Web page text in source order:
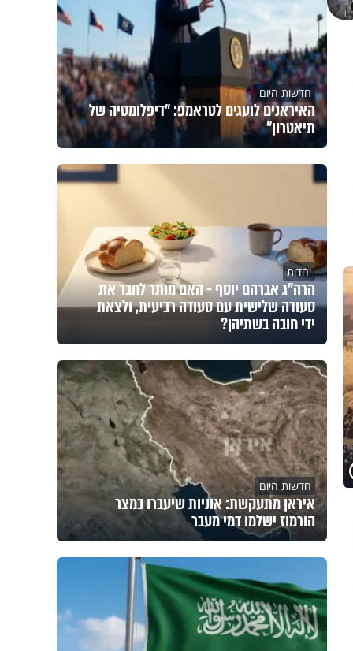
חדשות היום
האיראנים לועגים לטראמפ: "דיפלומטיה של
תיאטרון"
יהדות
הרה"ג אברהם יוסף - האם מותר לחבר את
סעודה שלישית עם סעודה רביעית, ולצאת
ידי חובה בשתיהן?
חדשות היום
איראן מתעקשת: אוניות שיעברו במצר
הורמוז ישלמו דמי מעבר